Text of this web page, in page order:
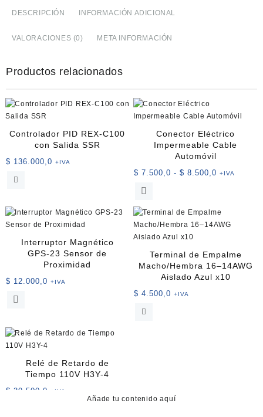
DESCRIPCIÓN INFORMACIÓN ADICIONAL
VALORACIONES (0) META INFORMACIÓN
Productos relacionados
Controlador PID REX-C100
con Salida SSR
$ 136.000,0 +IVA
Conector Eléctrico
Impermeable Cable
Automóvil
$ 7.500,0 - $ 8.500,0 Rango
desde
$ 7.500,0
+IVA
Este
tiene
múltiples
variantes.
opciones
elegir
en
Interruptor Magnético
GPS-23 Sensor de
Proximidad
$ 12.000,0 +IVA
Terminal de Empalme
Macho/Hembra 16–14AWG
Aislado Azul x10
$ 4.500,0 +IVA
Relé de Retardo de
Tiempo 110V H3Y-4
$ 39.500,0 +IVA
Añade tu contenido aquí